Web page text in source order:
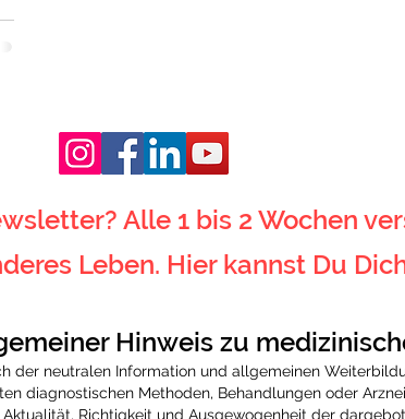
Alle 1 bis 2 Wochen
Leben. Hier kannst Du
Hinweis zu
der neutralen Information und allgemeinen
diagnostischen Methoden, Behandlungen oder
Richtigkeit und Ausgewogenheit der